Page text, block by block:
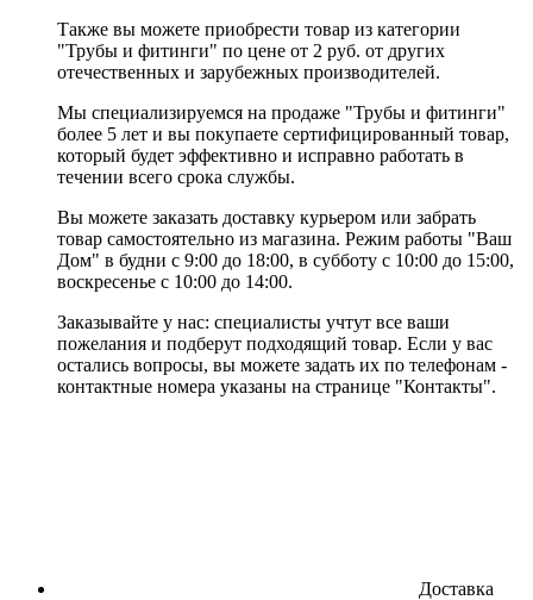
Также вы можете приобрести товар из категории
"Трубы и фитинги" по цене от 2 руб. от других
отечественных и зарубежных производителей.
Мы специализируемся на продаже "Трубы и фитинги"
более 5 лет и вы покупаете сертифицированный товар,
который будет эффективно и исправно работать в
течении всего срока службы.
Вы можете заказать доставку курьером или забрать
товар самостоятельно из магазина. Режим работы "Ваш
Дом" в будни с 9:00 до 18:00, в субботу с 10:00 до 15:00,
воскресенье с 10:00 до 14:00.
Заказывайте у нас: специалисты учтут все ваши
пожелания и подберут подходящий товар. Если у вас
остались вопросы, вы можете задать их по телефонам -
контактные номера указаны на странице "Контакты".
Доставка